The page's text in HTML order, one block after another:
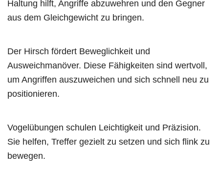
Haltung hilft, Angriffe abzuwehren und den Gegner
aus dem Gleichgewicht zu bringen.
Der Hirsch fördert Beweglichkeit und
Ausweichmanöver. Diese Fähigkeiten sind wertvoll,
um Angriffen auszuweichen und sich schnell neu zu
positionieren.
Vogelübungen schulen Leichtigkeit und Präzision.
Sie helfen, Treffer gezielt zu setzen und sich flink zu
bewegen.